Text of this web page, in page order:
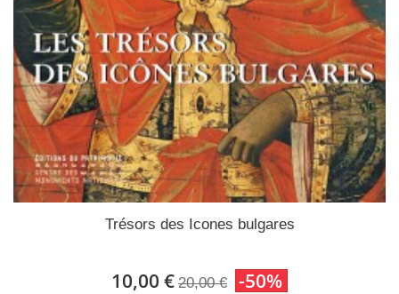
Trésors des Icones bulgares
10,00 € 20,00 € -50%